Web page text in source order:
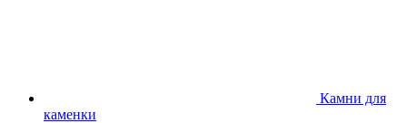
Камни для
каменки